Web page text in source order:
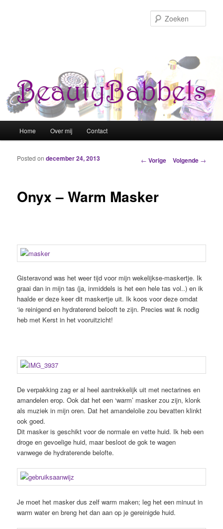
Spring naar de primaire inhoud
Spring naar de secundaire inhoud
Home Over mij Contact
Berichtnavigatie
← Vorige Volgende →
Onyx – Warm Masker
Posted ondecember 24, 2013
Gisteravond was het weer tijd voor mijn wekelijkse-maskertje. Ik
graai dan in mijn tas (ja, inmiddels is het een hele tas vol..) en ik
haalde er deze keer dit maskertje uit. Ik koos voor deze omdat
‘ie reinigend en hydraterend belooft te zijn. Precies wat ik nodig
heb met Kerst in het vooruitzicht!
De verpakking zag er al heel aantrekkelijk uit met nectarines en
amandelen erop. Ook dat het een ‘warm’ masker zou zijn, klonk
als muziek in mijn oren. Dat het amandelolie zou bevatten klinkt
ook goed.
Dit masker is geschikt voor de normale en vette huid. Ik heb een
droge en gevoelige huid, maar besloot de gok te wagen
vanwege de hydraterende belofte.
Je moet het masker dus zelf warm maken; leg het een minuut in
warm water en breng het dan aan op je gereinigde huid.